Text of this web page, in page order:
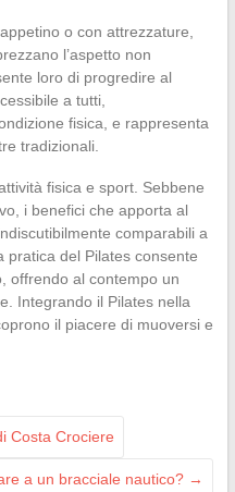
o con attrezzature,
l’aspetto non
loro di progredire al
a tutti,
fisica, e rappresenta
tradizionali.
fisica e sport. Sebbene
i benefici che apporta al
comparabili a
pratica del Pilates consente
offrendo al contempo un
Integrando il Pilates nella
il piacere di muoversi e
Costa Crociere
a un bracciale nautico? →